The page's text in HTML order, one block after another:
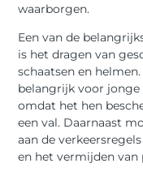
waarborgen.
Een van de
is het dragen van
schaatsen en
belangrijk voor jonge
omdat het hen
een val. Daarnaast
aan de
en het vermijden van